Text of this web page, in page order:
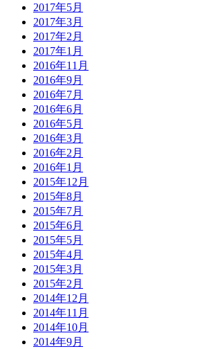
2017年5月
2017年3月
2017年2月
2017年1月
2016年11月
2016年9月
2016年7月
2016年6月
2016年5月
2016年3月
2016年2月
2016年1月
2015年12月
2015年8月
2015年7月
2015年6月
2015年5月
2015年4月
2015年3月
2015年2月
2014年12月
2014年11月
2014年10月
2014年9月